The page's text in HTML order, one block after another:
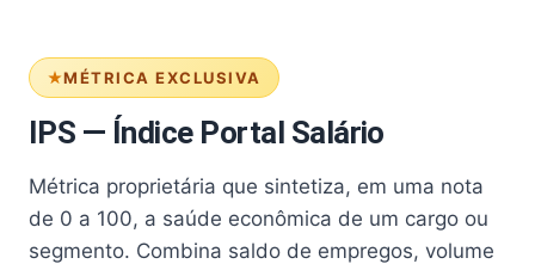
MÉTRICA EXCLUSIVA
IPS — Índice Portal Salário
Métrica proprietária que sintetiza, em uma nota
de 0 a 100, a saúde econômica de um cargo ou
segmento. Combina saldo de empregos, volume